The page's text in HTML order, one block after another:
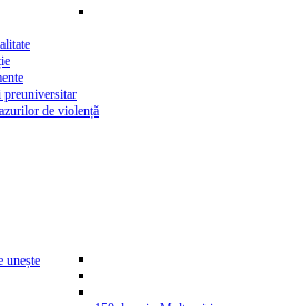
preuniversitar
de violență
unește